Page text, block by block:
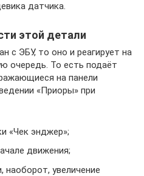
датчика.
этой детали
с ЭБУ, то оно и реагирует на
очередь. То есть подаёт
на панели
«Приоры» при
«Чек энджер»;
движения;
наоборот, увеличение